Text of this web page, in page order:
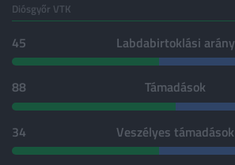
Diósgyőr VTK
45 Labdabirtoklási arány
88 Támadások
34 Veszélyes támadások